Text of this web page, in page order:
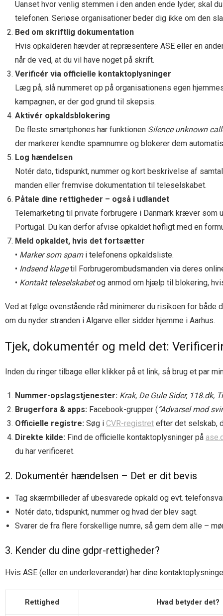
Uanset hvor venlig stemmen i den anden ende lyder, skal
telefonen. Seriøse organisationer beder dig ikke om den
Bed om skriftlig dokumentation
Hvis opkalderen hævder at repræsentere ASE eller en
når de ved, at du vil have noget på skrift.
Verificér via officielle kontakt­oplysninger
Læg på, slå nummeret op på organisationens egen
kampagnen, er der god grund til skepsis.
Aktivér opkalds­blokering
De fleste smartphones har funktionen Silence unknown
der markerer kendte spam­numre og blokerer dem
Log hændelsen
Notér dato, tidspunkt, nummer og kort beskrivelse af
manden eller fremvise dokumentation til teleselskabet.
Påtale dine rettigheder – også i udlandet
Telemarketing til private forbrugere i Danmark kræver som
Portugal. Du kan derfor afvise opkaldet høfligt med en
Meld opkaldet, hvis det fortsætter
• Marker som spami telefonens opkaldsliste.
• Indsend klagetil Forbruger­ombuds­manden via deres
• Kontakt teleselskabetog anmod om hjælp til blokering,
Ved at følge ovenstående råd minimerer du risikoen for
om du nyder stranden i Algarve eller sidder hjemme i Aarhus.
Tjek, dokumentér og meld det:
Inden du ringer tilbage eller klikker på et link, så brug et par
Nummer-opslagstjenester: Krak, De Gule Sider, 118.dk,
Brugerfora & apps: Facebook-grupper (“Advarsel mod
Officielle registre: Søg i CVR-registret efter det selskab,
Direkte kilde: Find de officielle kontaktoplysninger på
du har verificeret.
2. Dokumentér hændelsen – Det er dit bevis
Tag skærmbilleder af ubesvarede opkald og evt.
Notér dato, tidspunkt, nummer og hvad der blev sagt.
Svarer de fra flere forskellige numre, så gem dem alle –
3. Kender du dine gdpr-rettigheder?
Hvis ASE (eller en underleverandør) har dine
Rettighed Hvad betyder det?